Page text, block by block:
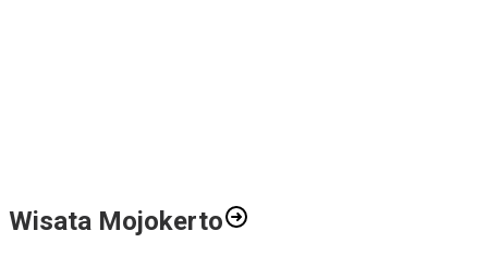
Wisata Mojokerto